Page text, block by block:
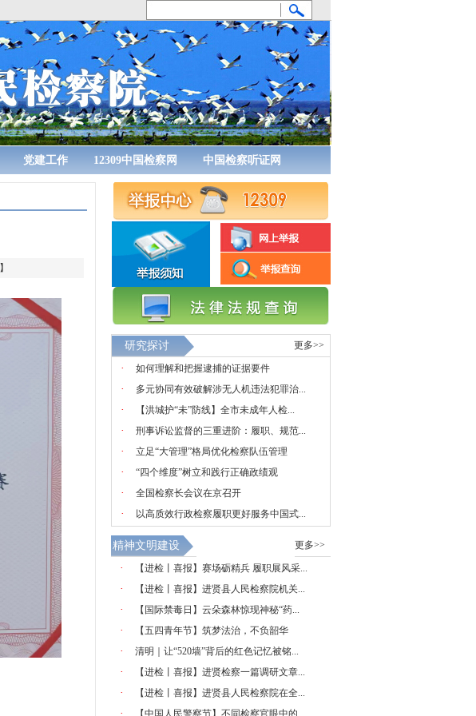
党建工作 12309中国检察网 中国检察听证网
】
研究探讨 更多>>
· 如何理解和把握逮捕的证据要件
· 多元协同有效破解涉无人机违法犯罪治...
· 【洪城护“未”防线】全市未成年人检...
· 刑事诉讼监督的三重进阶：履职、规范...
· 立足“大管理”格局优化检察队伍管理
· “四个维度”树立和践行正确政绩观
· 全国检察长会议在京召开
· 以高质效行政检察履职更好服务中国式...
精神文明建设 更多>>
· 【进检丨喜报】赛场砺精兵 履职展风采...
· 【进检丨喜报】进贤县人民检察院机关...
· 【国际禁毒日】云朵森林惊现神秘“药...
· 【五四青年节】筑梦法治，不负韶华
· 清明｜让“520墙”背后的红色记忆被铭...
· 【进检丨喜报】进贤检察一篇调研文章...
· 【进检丨喜报】进贤县人民检察院在全...
· 【中国人民警察节】不同检察官眼中的...